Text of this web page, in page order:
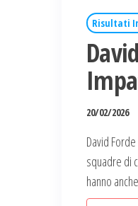
Risultati
20/02/2026
David
squadre di
hanno